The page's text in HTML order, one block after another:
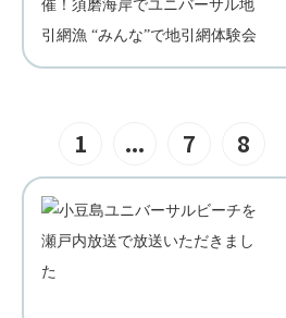
1 ... 7 8